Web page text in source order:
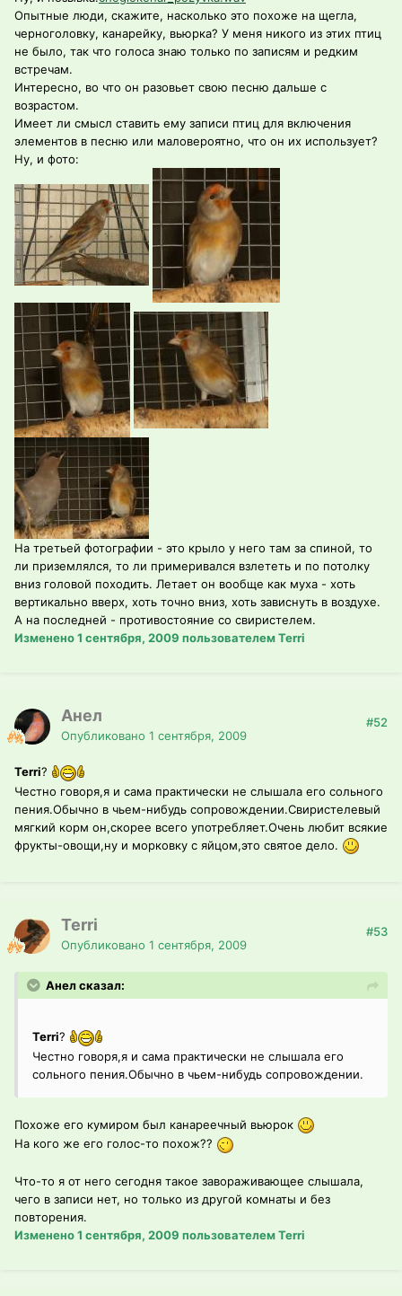
Опытные люди, скажите, насколько это похоже на щегла,
черноголовку, канарейку, вьюрка? У меня никого из этих птиц
не было, так что голоса знаю только по записям и редким
встречам.
Интересно, во что он разовьет свою песню дальше с
возрастом.
Имеет ли смысл ставить ему записи птиц для включения
элементов в песню или маловероятно, что он их использует?
Ну, и фото:
На третьей фотографии - это крыло у него там за спиной, то
ли приземлялся, то ли примеривался взлететь и по потолку
вниз головой походить. Летает он вообще как муха - хоть
вертикально вверх, хоть точно вниз, хоть зависнуть в воздухе.
А на последней - противостояние со свиристелем.
Изменено1 сентября, 2009 пользователем Terri
Анел
Опубликовано 1 сентября, 2009
#52
Terri?
Честно говоря,я и сама практически не слышала его сольного
пения.Обычно в чьем-нибудь сопровождении.Свиристелевый
мягкий корм он,скорее всего употребляет.Очень любит всякие
фрукты-овощи,ну и морковку с яйцом,это святое дело.
Terri
Опубликовано 1 сентября, 2009
#53
Анел сказал:
Terri?
Честно говоря,я и сама практически не слышала его
сольного пения.Обычно в чьем-нибудь сопровождении.
Похоже его кумиром был канареечный вьюрок
На кого же его голос-то похож??
Что-то я от него сегодня такое завораживающее слышала,
чего в записи нет, но только из другой комнаты и без
повторения.
Изменено1 сентября, 2009 пользователем Terri